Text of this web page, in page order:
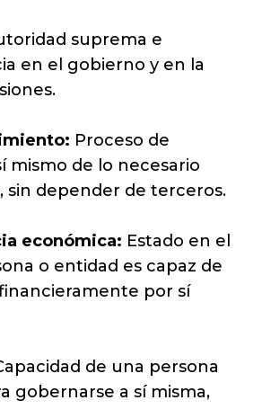
suprema e
en el gobierno y en la
Proceso de
mismo de lo necesario
sin depender de terceros.
económica: Estado en el
o entidad es capaz de
por sí
de una persona
gobernarse a sí misma,